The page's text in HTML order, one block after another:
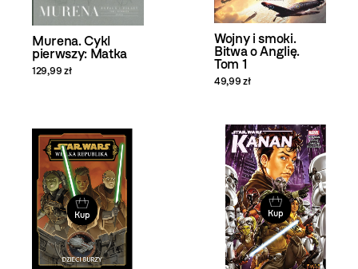
Murena. Cykl
pierwszy: Matka
129,99 zł
Wojny i smoki.
Bitwa o Anglię.
Tom 1
49,99 zł
Kup Kup